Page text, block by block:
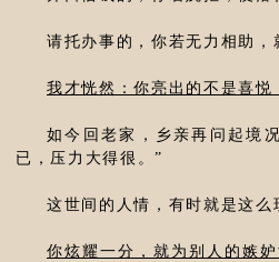
请托办事的，你若无力相助，
我才恍然：你亮出的不是喜悦
如今回老家，乡亲再问起境
已，压力大得很。”
这世间的人情，有时就是这么
你炫耀一分，就为别人的嫉